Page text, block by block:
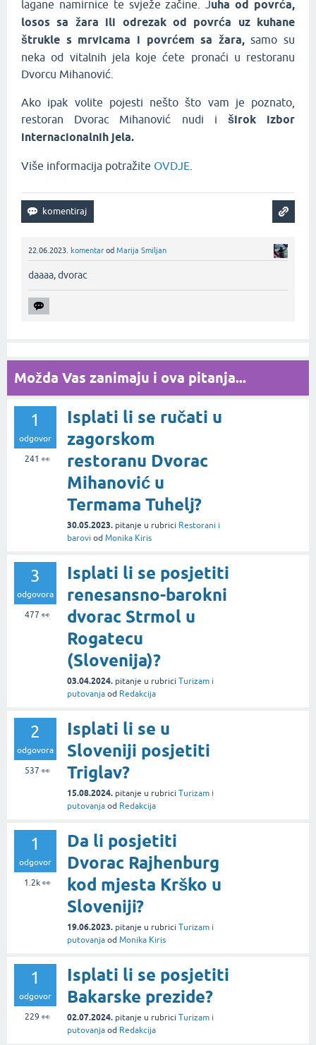
lagane namirnice te svježe začine. Juha od povrća,
losos sa žara ili odrezak od povrća uz kuhane
štrukle s mrvicama i povrćem sa žara,samo su
neka od vitalnih jela koje ćete pronaći u restoranu
Dvorcu Mihanović.
Ako ipak volite pojesti nešto što vam je poznato,
restoran Dvorac Mihanović nudi i širok izbor
internacionalnih jela.
Više informacija potražite OVDJE
22.06.2023. komentar od Marija Smiljan
daaaa, dvorac‌
Možda Vas zanimaju i ova pitanja...
1
odgovor
241 👀
Isplati li se ručati u
zagorskom
restoranu Dvorac
Mihanović u
Termama Tuhelj?
30.05.2023. pitanje u rubrici Restorani i
barovi od Monika Kiris
3
odgovora
477 👀
Isplati li se posjetiti
renesansno-barokni
dvorac Strmol u
Rogatecu
(Slovenija)?
03.04.2024. pitanje u rubrici Turizam i
putovanja od Redakcija
2
odgovora
537 👀
Isplati li se u
Sloveniji posjetiti
Triglav?
15.08.2024. pitanje u rubrici Turizam i
putovanja od Redakcija
1
odgovor
1.2k👀
Da li posjetiti
Dvorac Rajhenburg
kod mjesta Krško u
Sloveniji?
19.06.2023. pitanje u rubrici Turizam i
putovanja od Monika Kiris
1
odgovor
229 👀
Isplati li se posjetiti
Bakarske prezide?
02.07.2024. pitanje u rubrici Turizam i
putovanja od Redakcija